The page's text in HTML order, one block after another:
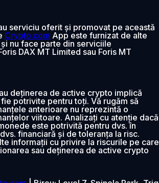
serviciu oferit și promovat pe această
Crypto.com App este furnizat de alte
nu face parte din serviciile
DAX MT Limited sau Foris MT
deținerea de active crypto implică
potrivite pentru toți. Vă rugăm să
anterioare nu reprezintă o
viitoare. Analizați cu atenție dacă
este potrivită pentru dvs. în
financiară și de toleranța la risc.
informații cu privire la riscurile pe care
sau deținerea de active crypto